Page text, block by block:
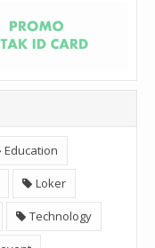
Education
Loker
Technology